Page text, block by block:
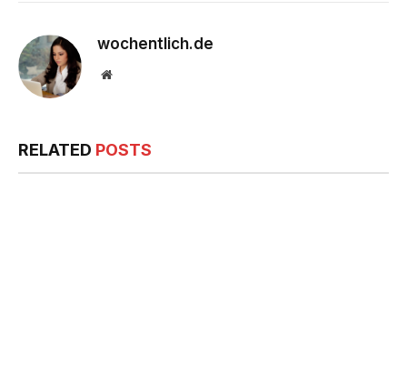
wochentlich.de
Website
RELATED POSTS